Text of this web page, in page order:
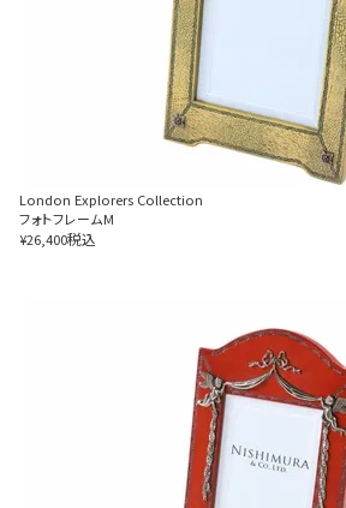
London Explorers Collection
フォトフレームM
¥26,400税込